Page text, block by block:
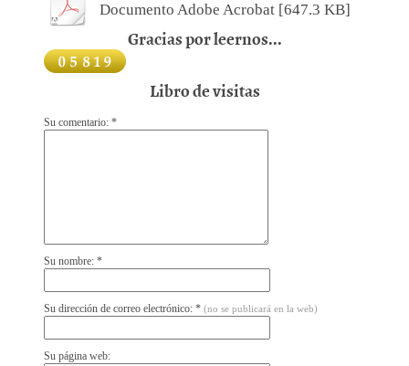
Documento Adobe Acrobat [647.3 KB]
Gracias por leernos...
Libro de visitas
Su comentario: *
Su nombre: *
Su dirección de correo electrónico: * (no se publicará en la web)
Su página web: